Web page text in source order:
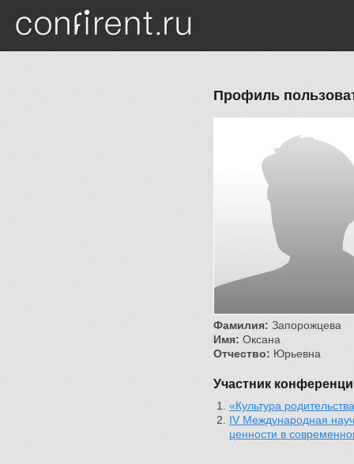
Перейти к основному содержанию
Профиль
Фамилия: Запорожцева
Имя: Оксана
Отчество: Юрьевна
Участник
«Культура
IV Международная
ценности в